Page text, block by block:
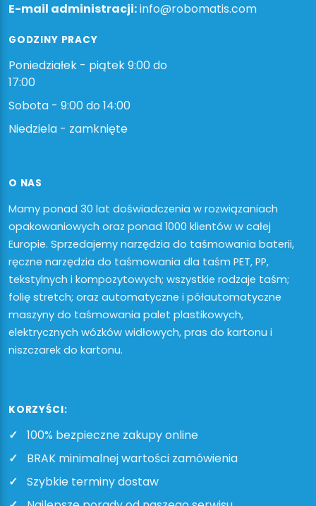
E-mail administracji:info@robomatis.com
GODZINY PRACY
Poniedziałek - piątek 9:00 do
17:00
Sobota - 9:00 do 14:00
Niedziela - zamknięte
O NAS
Mamy ponad 30 lat doświadczenia w rozwiązaniach
opakowaniowych oraz ponad 1000 klientów w całej
Europie. Sprzedajemy narzędzia do taśmowania baterii,
ręczne narzędzia do taśmowania dla taśm PET, PP,
tekstylnych i kompozytowych; wszystkie rodzaje taśm;
folię stretch; oraz automatyczne i półautomatyczne
maszyny do taśmowania palet plastikowych,
elektrycznych wózków widłowych, pras do kartonu i
niszczarek do kartonu.
KORZYŚCI:
100% bezpieczne zakupy online
BRAK minimalnej wartości zamówienia
Szybkie terminy dostaw